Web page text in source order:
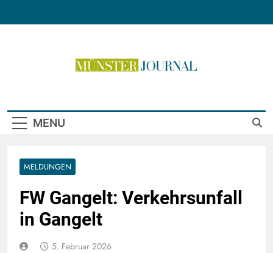
MENU
MELDUNGEN
FW Gangelt: Verkehrsunfall
in Gangelt
5. Februar 2026